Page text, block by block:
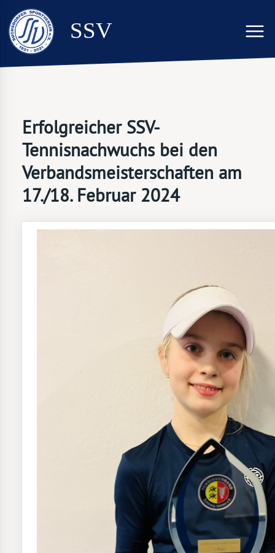
SSV
Erfolgreicher SSV-
Tennisnachwuchs bei den
Verbandsmeisterschaften am
17./18. Februar 2024